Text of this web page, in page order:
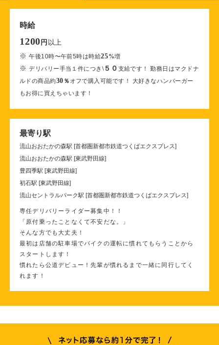
時給
1200 円 以上
※午後10時〜午前5時は時給25%増
※デリバリー手当１件につき \ ５０ 支給です！ 勤務日はマクドナ
ルドの商品約30 ％ オフで購入可能です！ 大好きなハンバーガー
もお得に買えちゃいます！
最寄り駅
流山おおたかの森駅 [首都圏新都市鉄道つくばエクスプレス]
流山おおたかの森駅 [東武野田線]
豊四季駅 [東武野田線]
初石駅 [東武野田線]
流山セントラルパーク駅 [首都圏新都市鉄道つくばエクスプレス]
専任デリバリーライダー募集中！！
「原付乗ったことなくて不安だな。」
そんな方でも大丈夫！
最初は店舗の駐車場でバイクの運転に慣れてもらうことから
スタートします！
慣れたら公道デビュー！先輩が慣れるまで一緒に同行してく
れます！